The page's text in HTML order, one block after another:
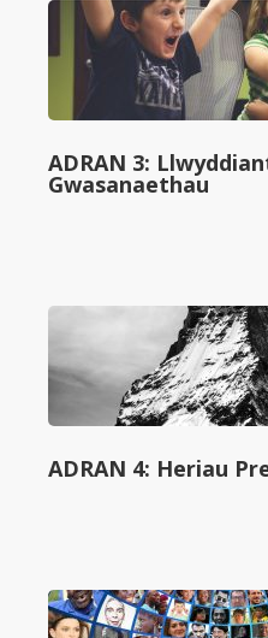
ADRAN 3:
Gwasanaethau
ADRAN 4: Heriau